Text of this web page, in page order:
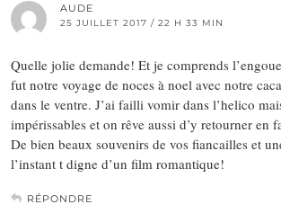
AUDE
25 JUILLET 2017 / 22 H 33 MIN
Quelle jolie demande! Et je comprends
fut notre voyage de noces à noel avec notre
dans le ventre. J’ai failli vomir dans l’helico
impérissables et on rêve aussi d’y retourner en
De bien beaux souvenirs de vos fiancailles et
l’instant t digne d’un film romantique!
RÉPONDRE